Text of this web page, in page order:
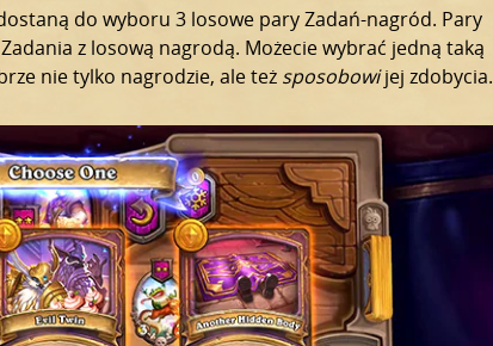
do wyboru 3 losowe pary Zadań-nagród. Pary
z losową nagrodą. Możecie wybrać jedną taką
nie tylko nagrodzie, ale też sposobowijej zdobycia.